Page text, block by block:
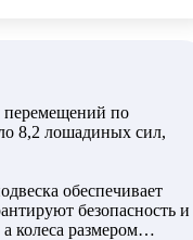
перемещений по
8,2 лошадиных сил,
обеспечивает
безопасность и
колеса размером